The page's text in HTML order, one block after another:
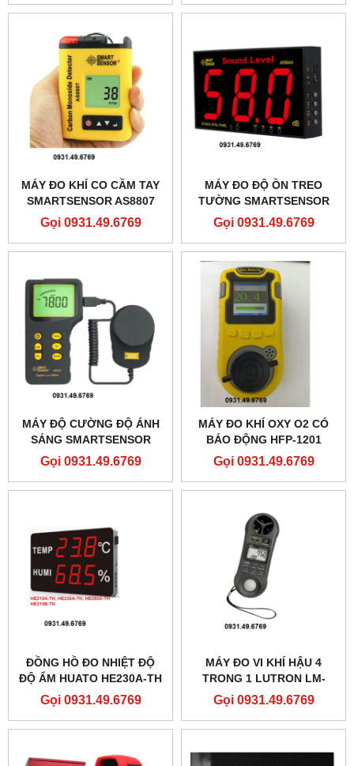
MÁY ĐO KHÍ CO CẦM TAY
SMARTSENSOR AS8807
Gọi 0931.49.6769
MÁY ĐO ĐỘ ỒN TREO
TƯỜNG SMARTSENSOR
AR884A
Gọi 0931.49.6769
MÁY ĐỘ CƯỜNG ĐỘ ÁNH
SÁNG SMARTSENSOR
AR823+
Gọi 0931.49.6769
MÁY ĐO KHÍ OXY O2 CÓ
BÁO ĐỘNG HFP-1201
Gọi 0931.49.6769
ĐỒNG HỒ ĐO NHIỆT ĐỘ
ĐỘ ẨM HUATO HE230A-TH
(CẢM BIẾN TRONG)
Gọi 0931.49.6769
MÁY ĐO VI KHÍ HẬU 4
TRONG 1 LUTRON LM-
8000A
Gọi 0931.49.6769